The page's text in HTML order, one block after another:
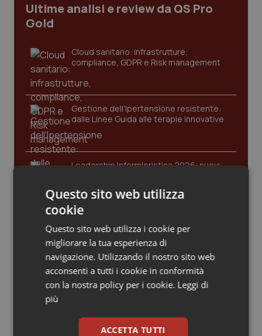
Campania
Friuli Venezia Giulia
Lazio
Liguria
Lombardia
Marche
Molise
Piemonte
Provincia Autonoma di Bolzano
Provincia Autonoma di Trento
Car-T
Dermatite Atopica
Diabete & glucometri
Disturbi dell’umore
Dolore
Donna & Salute
Epatiti
HIV
Infezioni & Febbre
Ipertensione & Scompenso
Ultime analisi e review da QS Pro
Gold
Cloud sanitario: infrastrutture,
compliance, GDPR e Risk management
Gestione dell'Ipertensione resistente:
dalle Linee Guida alle terapie innovative
Leadership Infermieristica 2026: nuovi
clinici ad alte prestazioni
AI e telemedicina nello studio
odontoiatrico: applicazioni concrete e
Questo sito web utilizza
cookie
Questo sito web utilizza i cookie per
migliorare la tua esperienza di
navigazione. Utilizzando il nostro sito web
acconsenti a tutti i cookie in conformità
con la nostra policy per i cookie. Leggi di
più
ACCETTA TUTTI